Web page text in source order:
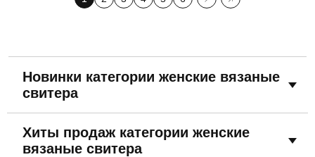
Новинки категории женские вязаные
свитера
Хиты продаж категории женские
вязаные свитера